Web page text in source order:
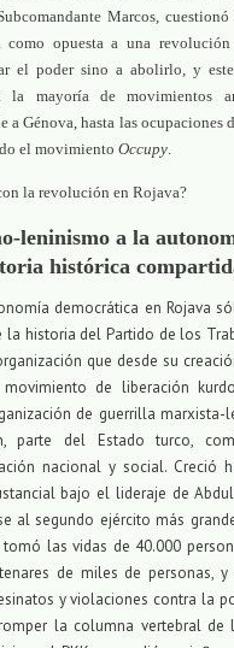
Marcos,
como opuesta a una revolución
el poder sino a abolirlo, y
mayoría de movimientos
a Génova, hasta las ocupaciones
el movimientoOccupy
la revolución en Rojava?
leninismo a la
histórica
democrática en Rojava
la historia del Partido de los
que desde su
de liberación
de guerrilla marxista-
parte del Estado turco,
nacional y social. Creció
bajo el lideraje de
al segundo ejército más
las vidas de 40.000
de miles de personas,
y violaciones contra la
la columna vertebral de